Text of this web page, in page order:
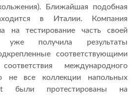
Ближайшая подобная
в Италии. Компания
на тестирование часть своей
получила результаты
соответствующими
международного
не все коллекции напольных
были протестированы на